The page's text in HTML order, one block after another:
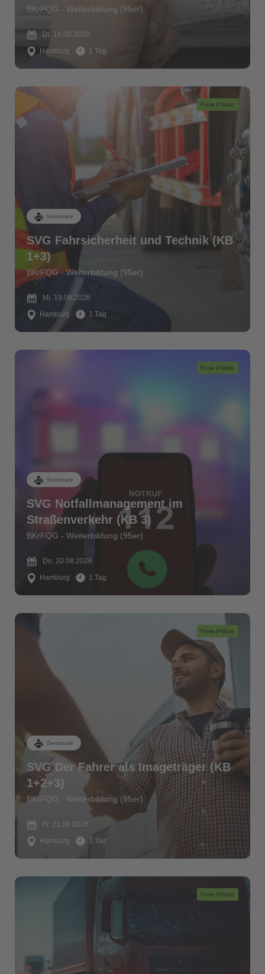
BKrFQG - Weiterbildung (95er)
Di. 18.08.2026
Hamburg
1 Tag
Freie Plätze
Seminare
SVG Fahrsicherheit und Technik (KB
1+3)
BKrFQG - Weiterbildung (95er)
Mi. 19.08.2026
Hamburg
1 Tag
Freie Plätze
Seminare
SVG Notfallmanagement im
Straßenverkehr (KB 3)
BKrFQG - Weiterbildung (95er)
Do. 20.08.2026
Hamburg
1 Tag
Freie Plätze
Seminare
SVG Der Fahrer als Imageträger (KB
1+2+3)
BKrFQG - Weiterbildung (95er)
Fr. 21.08.2026
Hamburg
1 Tag
Freie Plätze